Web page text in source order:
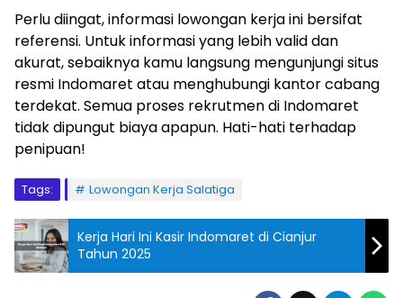
Perlu diingat, informasi lowongan kerja ini bersifat
referensi. Untuk informasi yang lebih valid dan
akurat, sebaiknya kamu langsung mengunjungi situs
resmi Indomaret atau menghubungi kantor cabang
terdekat. Semua proses rekrutmen di Indomaret
tidak dipungut biaya apapun. Hati-hati terhadap
penipuan!
Tags: Lowongan Kerja Salatiga
Kerja Hari Ini Kasir Indomaret di Cianjur
Tahun 2025